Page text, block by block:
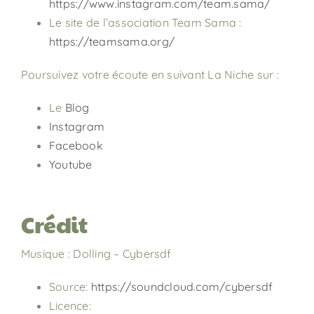
https://www.instagram.com/team.sama/
Le site de l’association Team Sama :
https://teamsama.org/
Poursuivez votre écoute en suivant La Niche sur :
Le Blog
Instagram
Facebook
Youtube
Crédit
Musique : Dolling – Cybersdf
Source: https://soundcloud.com/cybersdf
Licence: